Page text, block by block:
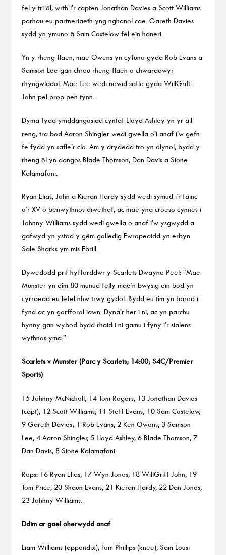
fel y tri ôl, wrth i’r capten Jonathan Davies a Scott Williams
parhau eu partneriaeth yng nghanol cae. Gareth Davies
sydd yn ymuno â Sam Costelow fel ein haneri.
Yn y rheng flaen, mae Owens yn cyfuno gyda Rob Evans a
Samson Lee gan chreu rheng flaen o chwaraewyr
rhyngwladol. Mae Lee wedi newid safle gyda WillGriff
John pel prop pen tynn.
Dyma fydd ymddangosiad cyntaf Lloyd Ashley yn yr ail
reng, tra bod Aaron Shingler wedi gwella o’i anaf i’w gefn
fe fydd yn safle’r clo. Am y drydedd tro yn olynol, bydd y
rheng ôl yn dangos Blade Thomson, Dan Davis a Sione
Kalamafoni.
Ryan Elias, John a Kieran Hardy sydd wedi symud i’r fainc
o’r XV o benwythnos diwethaf, ac mae yna croeso cynnes i
Johnny Williams sydd wedi gwella o anaf i’w ysgwydd a
gafwyd yn ystod y gêm golledig Ewropeaidd yn erbyn
Sale Sharks ym mis Ebrill.
Dywedodd prif hyfforddwr y Scarlets Dwayne Peel: “Mae
Munster yn dîm 80 munud felly mae’n bwysig ein bod yn
cyrraedd eu lefel nhw trwy gydol. Bydd eu tîm yn barod i
fynd ac yn gorfforol iawn. Dyna’r her i ni, ac yn parchu
hynny gan wybod bydd rhaid i ni gamu i fyny i’r sialens
wythnos yma.”
Scarlets v Munster (Parc y Scarlets; 14:00; S4C/Premier
Sports)
15 Johnny McNicholl; 14 Tom Rogers, 13 Jonathan Davies
(capt), 12 Scott Williams, 11 Steff Evans; 10 Sam Costelow,
9 Gareth Davies; 1 Rob Evans, 2 Ken Owens, 3 Samson
Lee, 4 Aaron Shingler, 5 Lloyd Ashley, 6 Blade Thomson, 7
Dan Davis, 8 Sione Kalamafoni.
Reps: 16 Ryan Elias, 17 Wyn Jones, 18 WillGriff John, 19
Tom Price, 20 Shaun Evans, 21 Kieran Hardy, 22 Dan Jones,
23 Johnny Williams.
Ddim ar gael oherwydd anaf
Liam Williams (appendix), Tom Phillips (knee), Sam Lousi